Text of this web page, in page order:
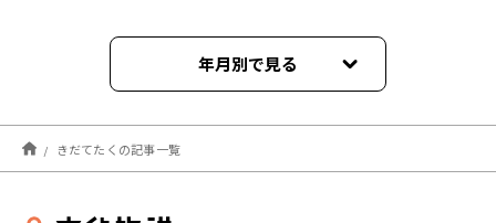
年月別で見る
2023年04月
きだてたくの記事一覧